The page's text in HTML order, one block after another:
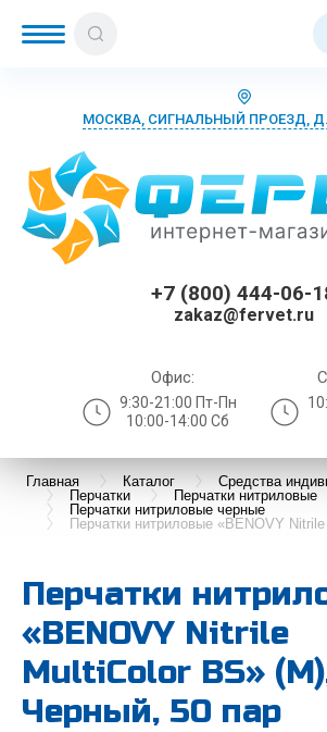
МОСКВА, СИГНАЛЬНЫЙ ПРОЕЗД, Д.
+7 (800) 444-06-
zakaz@fervet.ru
Офис:
9:30-21:00 Пт-Пн
10:00-14:00 Сб
Главная Каталог
Средства
Перчатки
Перчатки нитриловые
Перчатки нитриловые черные
Перчатки нитриловые «BENOVY
Перчатки
«BENOVY Nitrile
MultiColor BS»
Черный, 50 пар